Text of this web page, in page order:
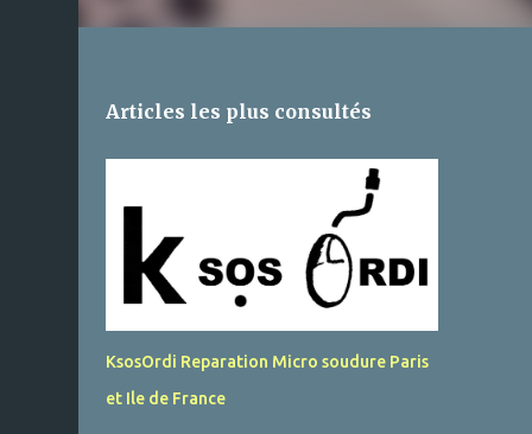
Articles les plus consultés
KsosOrdi Reparation Micro soudure Paris
et Ile de France